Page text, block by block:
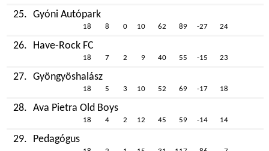
25. Gyóni Autópark
18 8 0 10 62 89 -27 24
26. Have-Rock FC
18 7 2 9 40 55 -15 23
27. Gyöngyöshalász
18 5 3 10 52 69 -17 18
28. Ava Pietra Old Boys
18 4 2 12 45 59 -14 14
29. Pedagógus